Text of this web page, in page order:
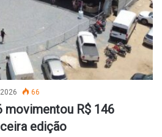
66
movimentou R$ 146
edição